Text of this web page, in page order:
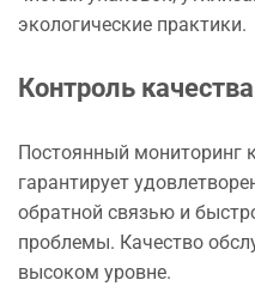
экологические практики.
Контроль
Постоянный мониторинг
гарантирует
обратной связью и
проблемы. Качество
высоком уровне.